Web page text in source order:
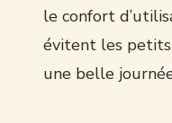
le confort
évitent les
une belle